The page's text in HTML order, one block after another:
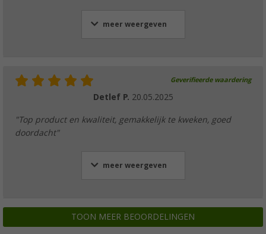
meer weergeven
Geverifieerde waardering
Detlef P. 20.05.2025
"Top product en kwaliteit, gemakkelijk te kweken, goed
doordacht"
meer weergeven
TOON MEER BEOORDELINGEN